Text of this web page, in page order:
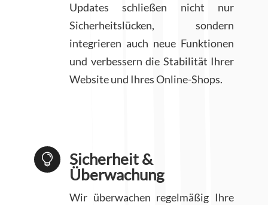
Updates schließen nicht nur
Sicherheitslücken, sondern
integrieren auch neue Funktionen
und verbessern die Stabilität Ihrer
Website und Ihres Online-Shops.

Sicherheit &
Überwachung
Wir überwachen regelmäßig Ihre